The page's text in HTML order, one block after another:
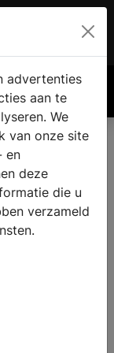
€ 0.00
in
u
en cv-
kunnen u
passend bij
advertenties
aan te
We
van onze site
en
deze
die u
verzameld